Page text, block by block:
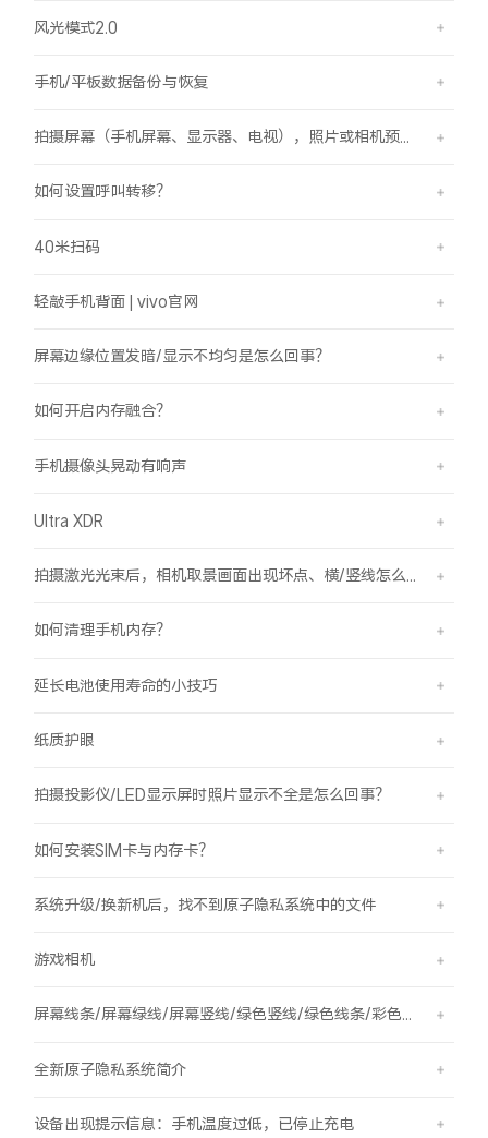
风光模式2.0
手机/平板数据备份与恢复
如何设置呼叫转移？
40米扫码
轻敲手机背面 | vivo官网
屏幕边缘位置发暗/显示不均匀是怎么回事？
如何开启内存融合？
手机摄像头晃动有响声
Ultra XDR
拍摄激光光束后，相机取景画面出现坏点、横/竖线怎么办？
如何清理手机内存？
延长电池使用寿命的小技巧
纸质护眼
拍摄投影仪/LED显示屏时照片显示不全是怎么回事？
如何安装SIM卡与内存卡？
系统升级/换新机后，找不到原子隐私系统中的文件
游戏相机
屏幕线条/屏幕绿线/屏幕竖线/绿色竖线/绿色线条/彩色竖线
全新原子隐私系统简介
设备出现提示信息：手机温度过低，已停止充电